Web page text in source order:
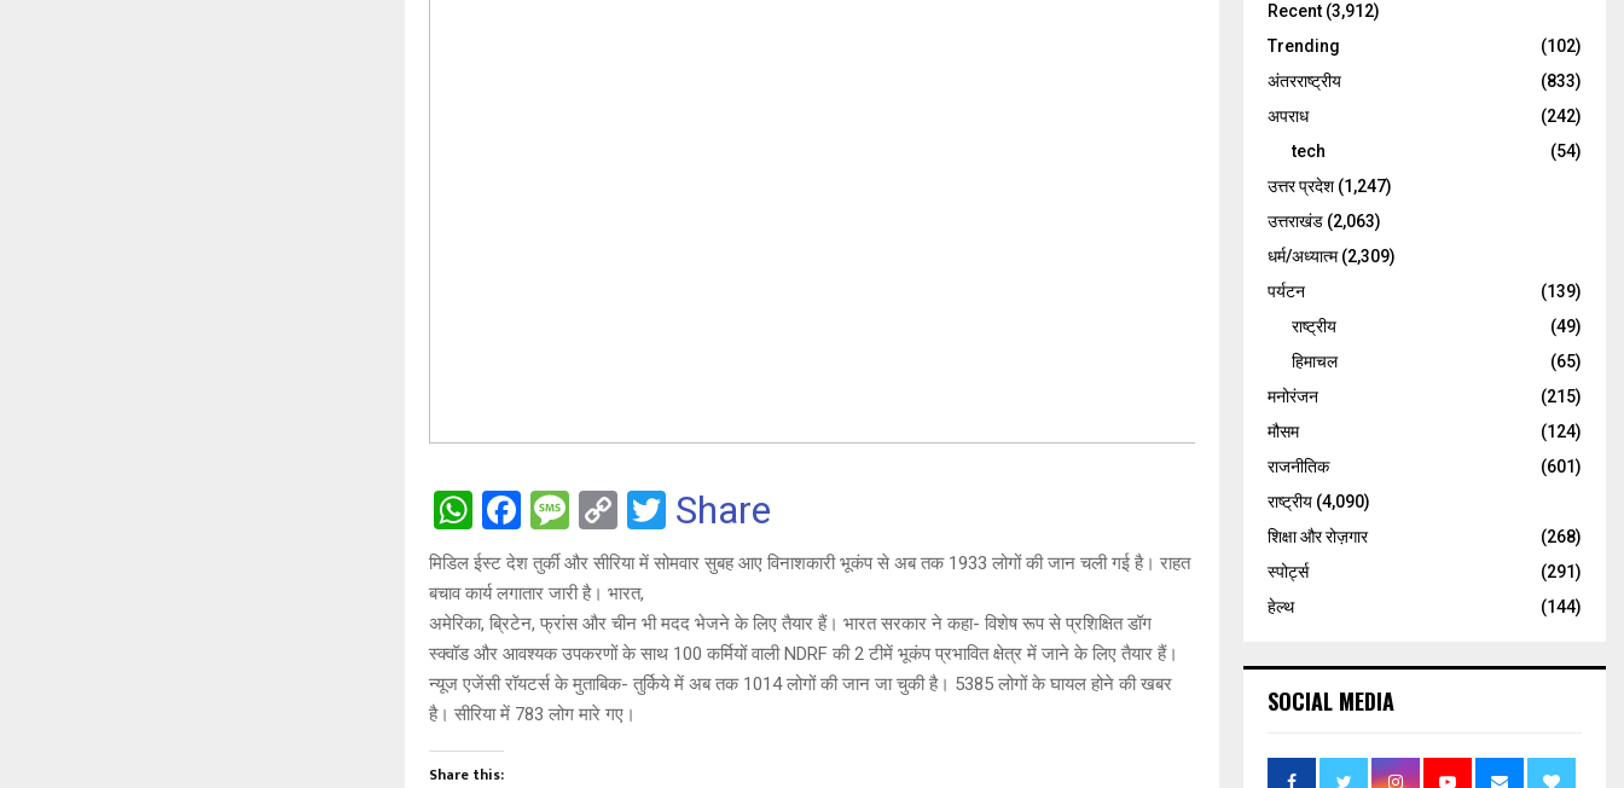
W
h
at
s
A
p
p
F
a
ce
b
o
o
M
es
s
a
g
e
C
o
py
Li
n
k
T
wi
er
Share
मिडिल ईस्ट देश तुर्की और सीरिया में सोमवार सुबह आए विनाशकारी भूकंप से अब तक 1933 लोगों की जान चली गई है। राहत
बचाव कार्य लगातार जारी है। भारत,
अमेरिका, ब्रिटेन, फ्रांस और चीन भी मदद भेजने के लिए तैयार हैं। भारत सरकार ने कहा- विशेष रूप से प्रशिक्षित डॉग
स्क्वॉड और आवश्यक उपकरणों के साथ 100 कर्मियों वाली NDRF की 2 टीमें भूकंप प्रभावित क्षेत्र में जाने के लिए तैयार हैं।
न्यूज एजेंसी रॉयटर्स के मुताबिक- तुर्किये में अब तक 1014 लोगों की जान जा चुकी है। 5385 लोगों के घायल होने की खबर
है। सीरिया में 783 लोग मारे गए।
Share this:
Recent (3,912)
Trending
(102)
अंतरराष्ट्रीय
(833)
अपराध
(242)
tech
(54)
उत्तर प्रदेश(1,247)
उत्तराखंड (2,063)
धर्म/अध्यात्म(2,309)
पर्यटन
(139)
राष्ट्रीय
(49)
हिमाचल
(65)
मनोरंजन
(215)
मौसम
(124)
राजनीतिक
(601)
राष्ट्रीय (4,090)
शिक्षा और रोज़गार
(268)
स्पोर्ट्स
(291)
हेल्थ
(144)
SOCIAL MEDIA